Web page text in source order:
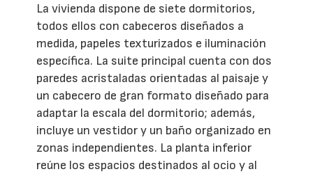
La vivienda dispone de siete dormitorios,
todos ellos con cabeceros diseñados a
medida, papeles texturizados e iluminación
específica. La suite principal cuenta con dos
paredes acristaladas orientadas al paisaje y
un cabecero de gran formato diseñado para
adaptar la escala del dormitorio; además,
incluye un vestidor y un baño organizado en
zonas independientes. La planta inferior
reúne los espacios destinados al ocio y al